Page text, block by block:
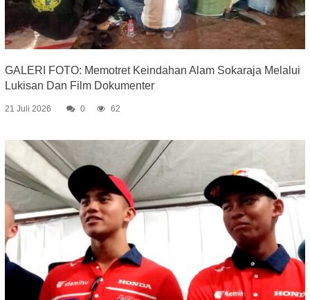
GALERI FOTO: Memotret Keindahan Alam Sokaraja Melalui
Lukisan Dan Film Dokumenter
21 Juli 2026 0 62